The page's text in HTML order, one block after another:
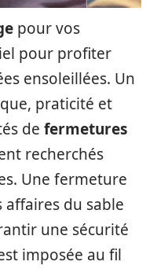
pour vos
pour profiter
ensoleillées. Un
praticité et
de fermetures
recherchés
Une fermeture
du sable
une sécurité
imposée au fil